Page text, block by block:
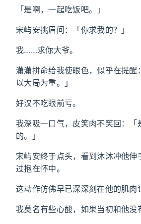
「是啊，一起吃饭吧。」
宋屿安挑眉问：「你求我的？」
我……求你大爷。
潇潇拼命给我使眼色，似乎在提醒
以大局为重。」
好汉不吃眼前亏。
我深吸一口气，皮笑肉不笑回：「
的。」
宋屿安终于点头，看到沐沐冲他伸
过抱在怀中。
这动作仿佛早已深深刻在他的肌肉
我莫名有些心酸，如果当初和他没